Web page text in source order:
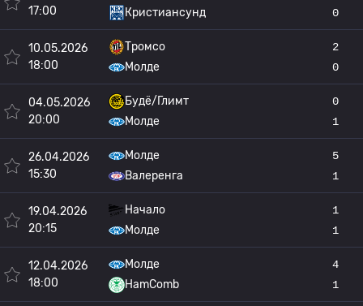
17:00
Кристиансунд
0
10.05.2026
18:00
Тромсо
Молде
2
0
04.05.2026
20:00
Будё/Глимт
Молде
0
1
26.04.2026
15:30
Молде
Валеренга
5
1
19.04.2026
20:15
Начало
Молде
1
1
12.04.2026
18:00
Молде
HamComb
4
1